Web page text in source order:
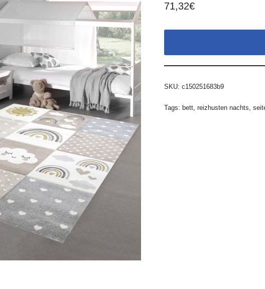
71,32€
SKU: c150251683b9
Tags: bett, reizhusten nachts,